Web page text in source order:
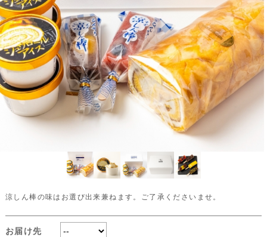
涼しん棒の味はお選び出来兼ねます。ご了承くださいませ。
お届け先